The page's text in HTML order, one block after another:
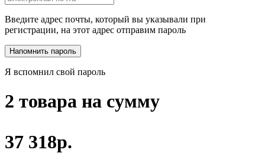
Введите адрес почты, который вы указывали при
регистрации, на этот адрес отправим пароль
Я вспомнил свой пароль
2 товара на сумму
37 318р.